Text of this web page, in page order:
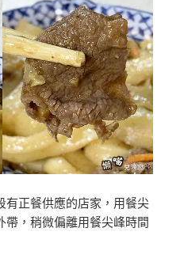
有正餐供應的店家，用餐尖
帶，稍微偏離用餐尖峰時間